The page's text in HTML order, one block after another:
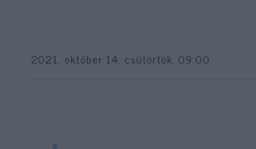
2021. október 14. csütörtök, 09:00